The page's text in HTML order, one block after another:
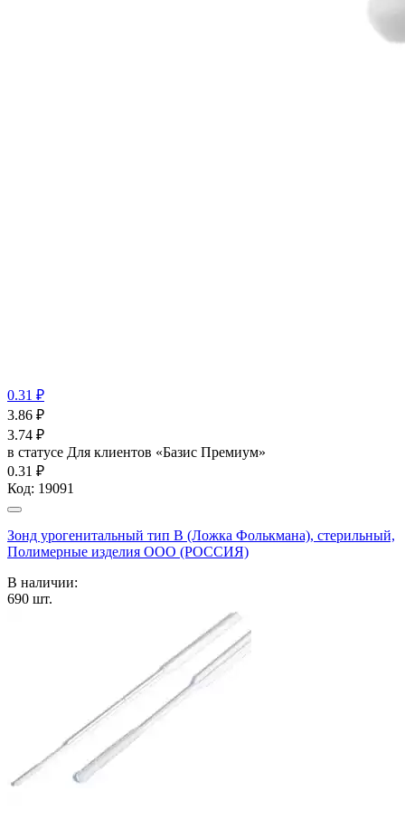
0.31 ₽
3.86 ₽
3.74 ₽
в статусе Для клиентов «Базис Премиум»
0.31 ₽
Код: 19091
Зонд урогенитальный тип В (Ложка Фолькмана), стерильный,
Полимерные изделия OOO (РОССИЯ)
В наличии:
690 шт.